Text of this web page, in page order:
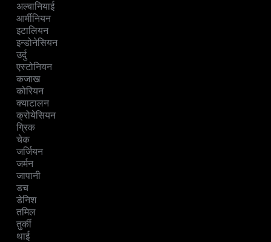
अल्बानियाई
आर्मीनियन
इटालियन
इन्डोनेसियन
उर्दु
एस्टोनियन
कजाख
कोरियन
क्याटालन
क्रोयेसियन
ग्रिक
चेक
जर्जियन
जर्मन
जापानी
डच
डेनिश
तमिल
तुर्की
थाई